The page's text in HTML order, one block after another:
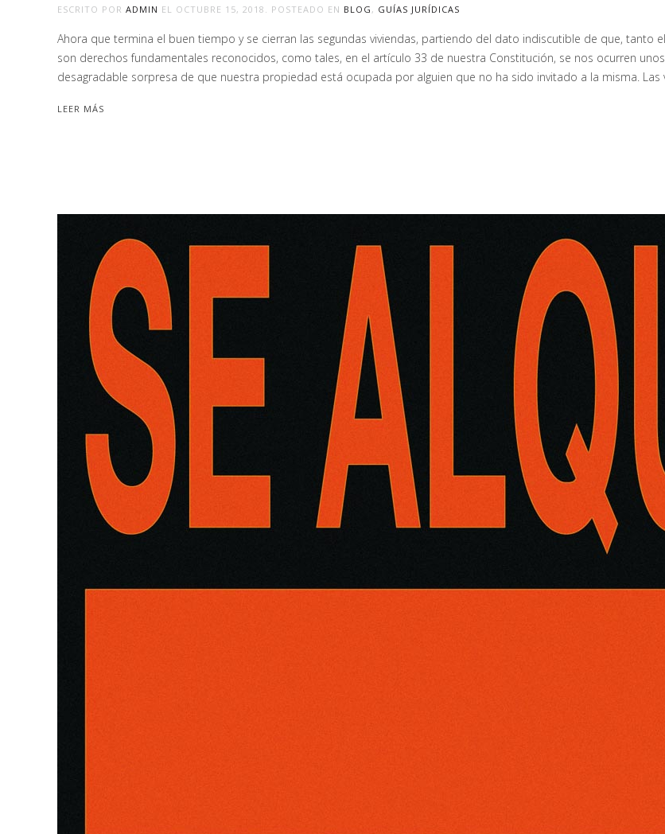
ESCRITO POR ADMIN EL OCTUBRE 15, 2018 . POSTEADO EN BLOG , GUÍAS JURÍDICAS
Ahora que termina el buen tiempo y se cierran las segundas viviendas, partiendo del dato indiscutible de que, tanto
son derechos fundamentales reconocidos, como tales, en el artículo 33 de nuestra Constitución, se nos ocurren unos
desagradable sorpresa de que nuestra propiedad está ocupada por alguien que no ha sido invitado a la misma.
LEER MÁS